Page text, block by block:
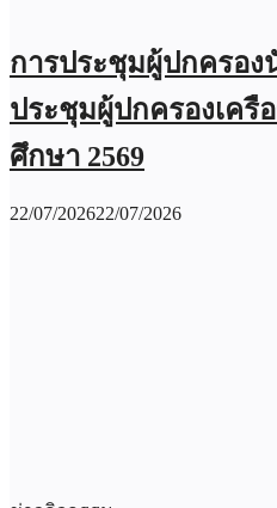
การประชุมผู้ปกครอง
ประชุมผู้ปกครองเครื
ศึกษา 2569
22/07/202622/07/2026